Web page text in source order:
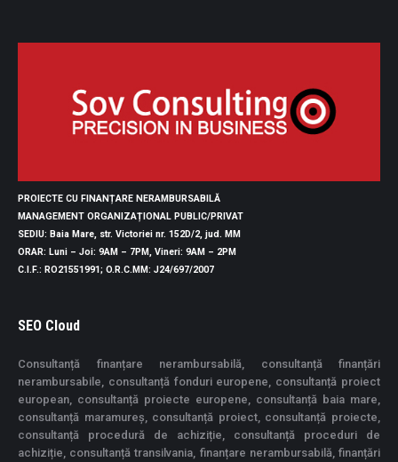
PROIECTE CU FINANȚARE NERAMBURSABILĂ
MANAGEMENT ORGANIZAȚIONAL PUBLIC/PRIVAT
SEDIU: Baia Mare, str. Victoriei nr. 152D/2, jud. MM
ORAR: Luni – Joi: 9AM – 7PM, Vineri: 9AM – 2PM
C.I.F.: RO21551991; O.R.C.MM: J24/697/2007
SEO Cloud
Consultanță finanțare nerambursabilă, consultanță finanțări
nerambursabile, consultanță fonduri europene, consultanță proiect
european, consultanță proiecte europene, consultanță baia mare,
consultanță maramureș, consultanță proiect, consultanță proiecte,
consultanță procedură de achiziție, consultanță proceduri de
achiziție, consultanță transilvania, finanțare nerambursabilă, finanțări